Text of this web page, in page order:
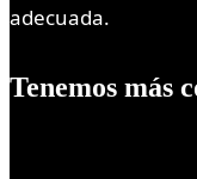
adecuada.
Tenemos más